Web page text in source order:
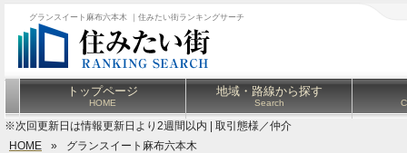
グランスイート麻布六本木 ｜住みたい街ランキングサーチ
トップページ
HOME
地域・路線から探す
Search
※次回更新日は情報更新日より2週間以内 | 取引態様／仲介
HOME
» グランスイート麻布六本木